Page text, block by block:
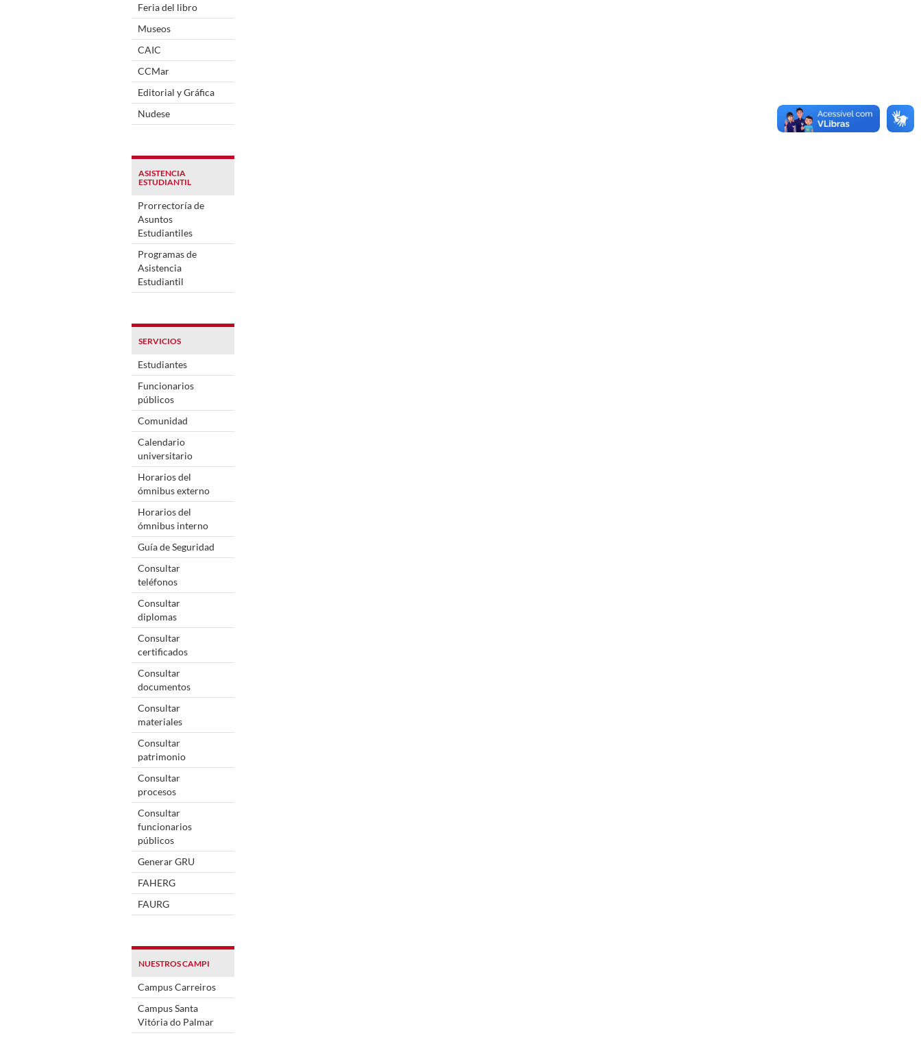
Feria del libro
Museos
CAIC
CCMar
Editorial y Gráfica
Nudese
ASISTENCIA
ESTUDIANTIL
Prorrectoría de
Asuntos
Estudiantiles
Programas de
Asistencia
Estudiantil
SERVICIOS
Estudiantes
Funcionarios
públicos
Comunidad
Calendario
universitario
Horarios del
ómnibus externo
Horarios del
ómnibus interno
Guía de Seguridad
Consultar
teléfonos
Consultar
diplomas
Consultar
certificados
Consultar
documentos
Consultar
materiales
Consultar
patrimonio
Consultar
procesos
Consultar
funcionarios
públicos
Generar GRU
FAHERG
FAURG
NUESTROS CAMPI
Campus Carreiros
Campus Santa
Vitória do Palmar